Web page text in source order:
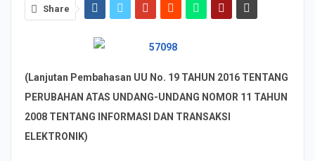
Share
(Lanjutan Pembahasan UU No. 19 TAHUN 2016 TENTANG
PERUBAHAN ATAS UNDANG-UNDANG NOMOR 11 TAHUN
2008 TENTANG INFORMASI DAN TRANSAKSI
ELEKTRONIK)